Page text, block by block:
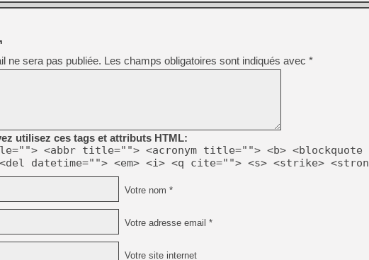
[Mo5] Deux inédits du
[GK] Le beat'em up The
[GK] Endless Legend 2 :
[LS] [PS5] Le WebKit
[GK] Oubliez Crazy Taxi,
[LS] [Switch] NSZ 5.0.0
[GK] No More Room in
[GK] Un chatbot Atelier
[GK] Mémoire cash -
ne sera pas publiée. Les champs obligatoires sont indiqués avec *
utilisez ces tags et attributs HTML:
<abbr title=""> <acronym title=""> <b> <blockquote
datetime=""> <em> <i> <q cite=""> <s> <strike>
Votre nom *
Votre adresse email *
Votre site internet